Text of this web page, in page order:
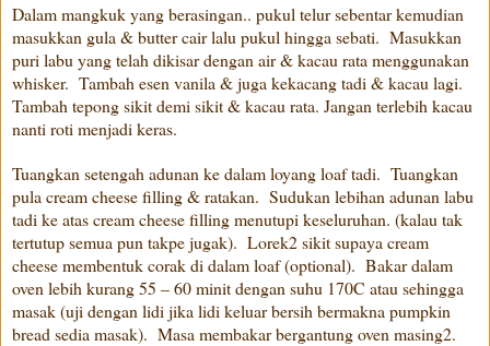
Dalam mangkuk yang berasingan.. pukul telur sebentar kemudian
masukkan gula & butter cair lalu pukul hingga sebati. Masukkan
puri labu yang telah dikisar dengan air & kacau rata menggunakan
whisker. Tambah esen vanila & juga kekacang tadi & kacau lagi.
Tambah tepong sikit demi sikit & kacau rata. Jangan terlebih kacau
nanti roti menjadi keras.
Tuangkan setengah adunan ke dalam loyang loaf tadi. Tuangkan
pula cream cheese filling & ratakan. Sudukan lebihan adunan labu
tadi ke atas cream cheese filling menutupi keseluruhan. (kalau tak
tertutup semua pun takpe jugak). Lorek2 sikit supaya cream
cheese membentuk corak di dalam loaf (optional). Bakar dalam
oven lebih kurang 55 – 60 minit dengan suhu 170C atau sehingga
masak (uji dengan lidi jika lidi keluar bersih bermakna pumpkin
bread sedia masak). Masa membakar bergantung oven masing2.